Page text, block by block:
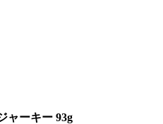
ャーキー 93g